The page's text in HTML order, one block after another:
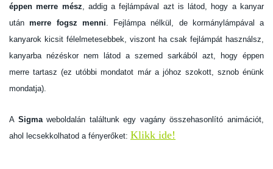
éppen merre mész, addig a fejlámpával azt is látod, hogy a kanyar
utánmerre fogsz menni. Fejlámpa nélkül, de kormánylámpával a
kanyarok kicsit félelmetesebbek, viszont ha csak fejlámpát használsz,
kanyarba nézéskor nem látod a szemed sarkából azt, hogy éppen
merre tartasz (ez utóbbi mondatot már a jóhoz szokott, sznob énünk
mondatja).
A Sigmaweboldalán találtunk egy vagány összehasonlító animációt,
ahol lecsekkolhatod a fényerőket: Klikk ide!